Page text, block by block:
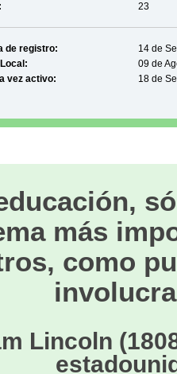
23
de registro:
14 de
09 de
vez activo:
18 de
más
como
Lincoln